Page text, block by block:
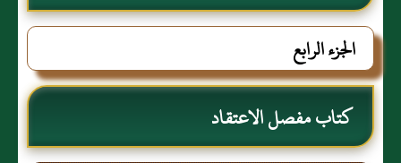
الجزء الرابع
كتاب مفصل الاعتقاد